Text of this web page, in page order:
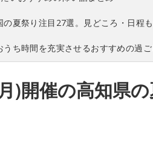
の夏祭り注目27選。見どころ・日程も
うち時間を充実させるおすすめの過
)開催の高知県